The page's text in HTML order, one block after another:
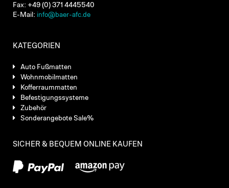
Fax: +49 (0) 371 4445540
E-Mail: info@baer-afc.de
KATEGORIEN
Auto Fußmatten
Wohnmobilmatten
Kofferraummatten
Befestigungssysteme
Zubehör
Sonderangebote Sale%
SICHER & BEQUEM ONLINE KAUFEN